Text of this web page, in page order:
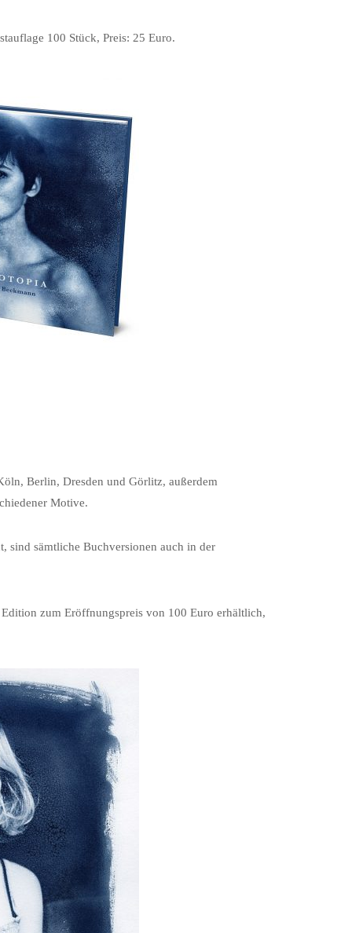
100 Stück, Preis: 25 Euro.
Berlin, Dresden und Görlitz, außerdem
Motive.
sind sämtliche Buchversionen auch in der
zum Eröffnungspreis von 100 Euro erhältlich,